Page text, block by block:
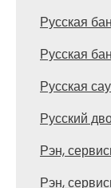
Русская
Русская
Русская
Русский
Рэн,
Рэн,